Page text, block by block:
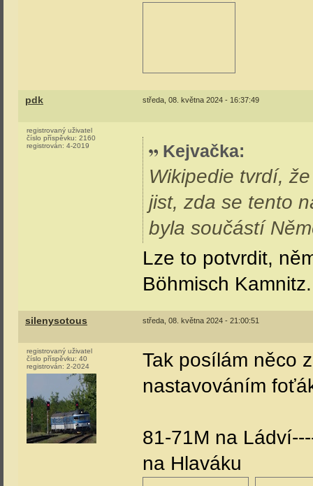
pdk středa, 08. května 2024 - 16:37:49
registrovaný uživatel
číslo příspěvku: 2160
registrován: 4-2019 Kejvačka:
Wikipedie tvrdí,
jist, zda se tento
byla součástí
Lze to potvrdit,
Böhmisch
silenysotous středa, 08. května 2024 - 21:00:51
registrovaný uživatel
číslo příspěvku: 40
registrován: 2-2024
Tak posílám něco
nastavováním
81-71M na
na Hlaváku